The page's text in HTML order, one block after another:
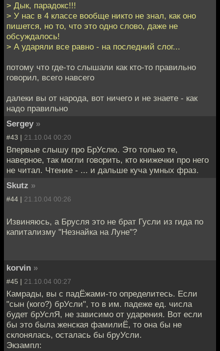
> Дык, парадокс!!!
> У нас в 4 классе вообще никто не знал, как оно
пишется, но то, что это одно слово, даже не
обсуждалось!
> А ударяли все равно - на последний слог...
потому что где-то слышали как кто-то правильно
говорил, всего навсего
далеки вы от народа, вот ничего и не знаете - как
надо правильно
Sergey »
#43 | 21.10.04 00:20
Впервые слышу про БрУслю. Это только те,
наверное, так могли говорить, кто книжечки про него
не читал. Чтение - ... и дальше куча умных фраз.
Skutz »
#44 | 21.10.04 00:26
Извиняюсь, а Брусля это не брат Гусли из гида по
капитализму "Незнайка на Луне"?
korvin »
#45 | 21.10.04 00:27
Камрады, вы с падЁжами-то определитесь. Если
"сын (кого?) брУсли", то в им. падеже ед. числа
будет брУслЯ, не зависимо от ударения. Вот если
бы это была женская фамилиЁ, то она бы не
склонялась, осталась бы бруУсли.
Экзампл: